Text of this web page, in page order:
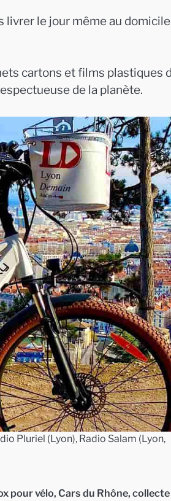
livrer le jour même au
cartons et films plastiques
de la planète.
Pluriel (Lyon), Radio Salam (Lyon,
pour vélo, Cars du Rhône, collecte